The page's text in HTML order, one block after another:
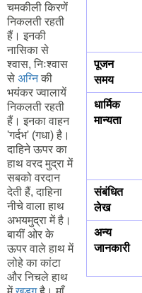
पूजन
समय
धार्मिक
मान्यता
संबंधित
लेख
अन्य
जानकारी
चमकीली किरणें
निकलती रहती
हैं। इनकी
नासिका से
श्वास, निःश्वास
से अग्निकी
भयंकर ज्वालायें
निकलती रहती
हैं। इनका वाहन
'गर्दभ' (गधा) है।
दाहिने ऊपर का
हाथ वरद मुद्रा में
सबको वरदान
देती हैं, दाहिना
नीचे वाला हाथ
अभयमुद्रा में है।
बायीं ओर के
ऊपर वाले हाथ में
लोहे का कांटा
और निचले हाथ